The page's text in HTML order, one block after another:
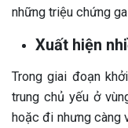
những triệu chứng
Xuất hiện
Trong giai đoạn
trung chủ yếu ở
hoặc đi nhưng càng